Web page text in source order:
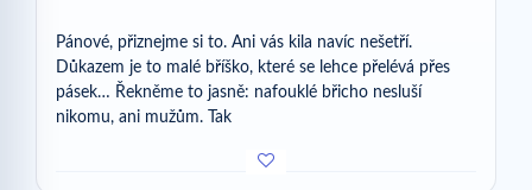
Pánové, přiznejme si to. Ani vás kila navíc nešetří.
Důkazem je to malé bříško, které se lehce přelévá přes
pásek… Řekněme to jasně: nafouklé břicho nesluší
nikomu, ani mužům. Tak